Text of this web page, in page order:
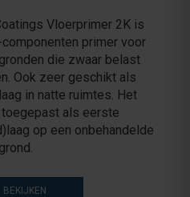
Vloerprimer 2K is
primer voor
die zwaar belast
Ook zeer geschikt als
in natte ruimtes. Het
als eerste
op een onbehandelde
BEKIJKEN